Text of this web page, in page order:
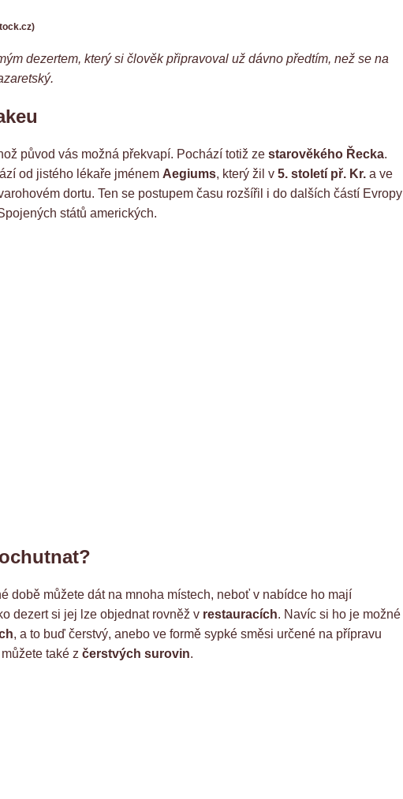
dezertem, který si člověk připravoval už dávno předtím, než se na
původ vás možná překvapí. Pochází totiž ze starověkého Řecka.
od jistého lékaře jménem Aegiums, který žil v 5. století př. Kr. a ve
dortu. Ten se postupem času rozšířil i do dalších částí Evropy
států amerických.
době můžete dát na mnoha místech, neboť v nabídce ho mají
dezert si jej lze objednat rovněž v restauracích. Navíc si ho je možné
, a to buď čerstvý, anebo ve formě sypké směsi určené na přípravu
také z čerstvých surovin.